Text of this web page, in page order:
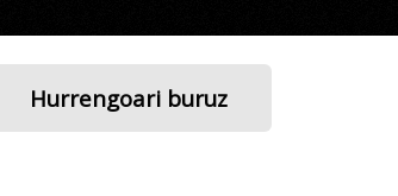
Hurrengoari buruz